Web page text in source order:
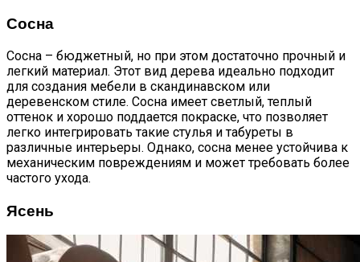
Сосна
Сосна – бюджетный, но при этом достаточно прочный и
легкий материал. Этот вид дерева идеально подходит
для создания мебели в скандинавском или
деревенском стиле. Сосна имеет светлый, теплый
оттенок и хорошо поддается покраске, что позволяет
легко интегрировать такие стулья и табуреты в
различные интерьеры. Однако, сосна менее устойчива к
механическим повреждениям и может требовать более
частого ухода.
Ясень